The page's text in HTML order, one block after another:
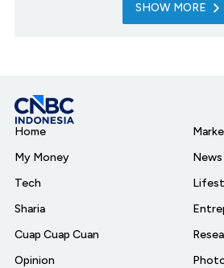
SHOW MORE
Home
My Money
Tech
Sharia
Cuap Cuap Cuan
Opinion
News